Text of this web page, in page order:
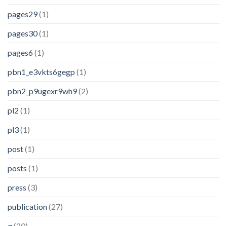
pages29(1)
pages30(1)
pages6(1)
pbn1_e3vkts6gegp (1)
pbn2_p9ugexr9wh9(2)
pl2 (1)
pl3(1)
post(1)
posts (1)
press (3)
publication(27)